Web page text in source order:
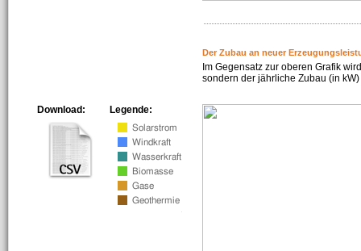
Der Zubau an neuer
Im Gegensatz zur oberen Grafik
sondern der jährliche Zubau (in
Legende:
Download: